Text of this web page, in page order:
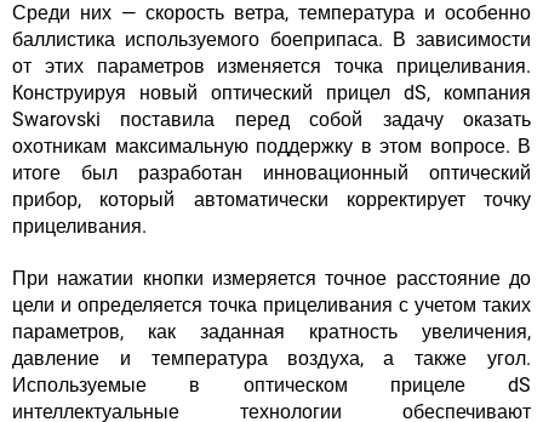
Среди них — скорость ветра, температура и особенно
баллистика используемого боеприпаса. В зависимости
от этих параметров изменяется точка прицеливания.
Конструируя новый оптический прицел dS, компания
Swarovski поставила перед собой задачу оказать
охотникам максимальную поддержку в этом вопросе. В
итоге был разработан инновационный оптический
прибор, который автоматически корректирует точку
прицеливания.
При нажатии кнопки измеряется точное расстояние до
цели и определяется точка прицеливания с учетом таких
параметров, как заданная кратность увеличения,
давление и температура воздуха, а также угол.
Используемые в оптическом прицеле dS
интеллектуальные технологии обеспечивают